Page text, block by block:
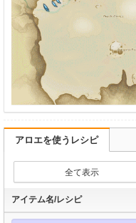
アロエを使うレシピ
全て表示
アイテム名/レシピ